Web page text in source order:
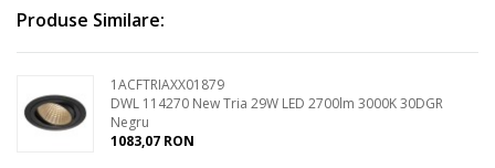
Produse Similare:
1ACFTRIAXX01879
DWL 114270 New Tria 29W LED 2700lm 3000K 30DGR
Negru
1083,07 RON